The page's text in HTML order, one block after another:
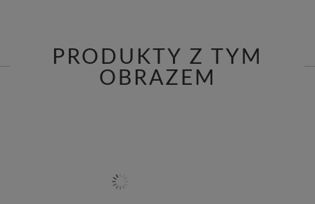
PRODUKTY Z TYM
OBRAZEM